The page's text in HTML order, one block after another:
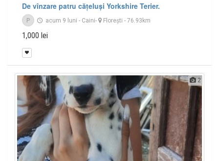
De vînzare patru cățeluși Yorkshire Terier.
P acum 9 luni - Caini- Floreşti - 76.93km
1,000 lei
2